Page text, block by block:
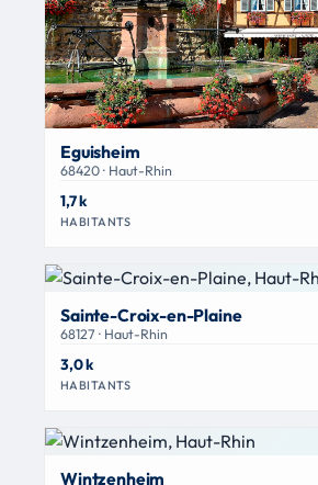
Eguisheim
68420 · Haut-Rhin
1,7 k
HABITANTS
Sainte-Croix-en-Plaine
68127 · Haut-Rhin
3,0 k
HABITANTS
Wintzenheim